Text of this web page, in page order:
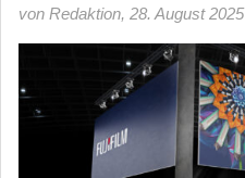
von Redaktion, 28. August 2025